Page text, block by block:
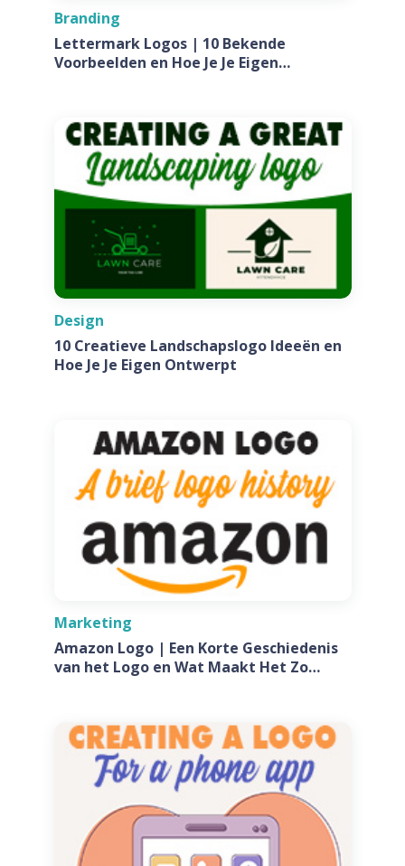
Branding
Lettermark Logos | 10 Bekende
Voorbeelden en Hoe Je Je Eigen
Design
10 Creatieve Landschapslogo Ideeën en
Hoe Je Je Eigen Ontwerpt
Marketing
Amazon Logo | Een Korte Geschiedenis
van het Logo en Wat Maakt Het Zo